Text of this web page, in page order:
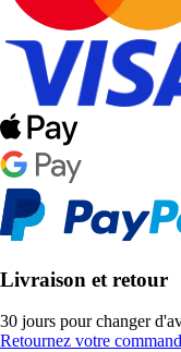
Livraison et retour
30 jours pour changer
Retournez votre